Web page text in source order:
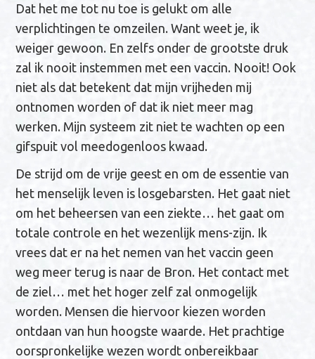
Dat het me tot nu toe is gelukt om alle
verplichtingen te omzeilen. Want weet je, ik
weiger gewoon. En zelfs onder de grootste druk
zal ik nooit instemmen met een vaccin. Nooit! Ook
niet als dat betekent dat mijn vrijheden mij
ontnomen worden of dat ik niet meer mag
werken. Mijn systeem zit niet te wachten op een
gifspuit vol meedogenloos kwaad.
De strijd om de vrije geest en om de essentie van
het menselijk leven is losgebarsten. Het gaat niet
om het beheersen van een ziekte… het gaat om
totale controle en het wezenlijk mens-zijn. Ik
vrees dat er na het nemen van het vaccin geen
weg meer terug is naar de Bron. Het contact met
de ziel… met het hoger zelf zal onmogelijk
worden. Mensen die hiervoor kiezen worden
ontdaan van hun hoogste waarde. Het prachtige
oorspronkelijke wezen wordt onbereikbaar